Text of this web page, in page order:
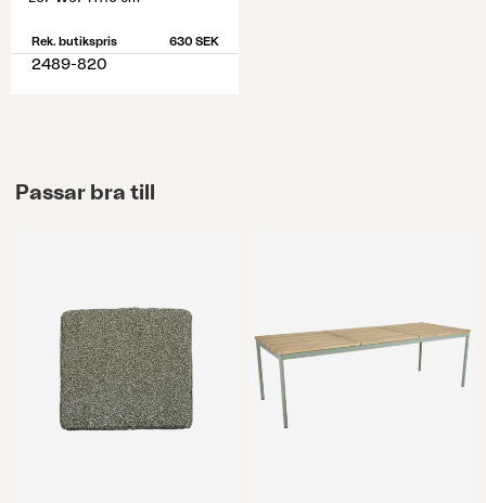
Rek. butikspris 630 SEK
2489-820
Passar bra till